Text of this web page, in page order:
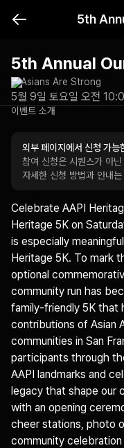
5th
5th Annual
Asians Are Strong
5월 9일 토요일 오전
이벤트 소개
외부 페이지에서 신청 가능
참여 신청은 시퀀스가 아
자세한 신청 방법과 안내
Celebrate AAPI
Heritage 5K on
is especially
Heritage 5K. To mark
optional
community run has
family-friendly 5K that
contributions of Asian
communities in San
participants through
AAPI landmarks and
legacy that shape our
with an opening
cheer stations, photo
community